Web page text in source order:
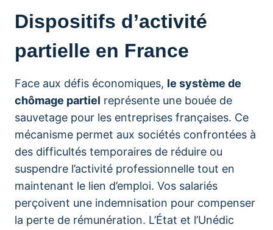
Dispositifs d’activité
partielle en France
Face aux défis économiques, le système de
chômage partiel représente une bouée de
sauvetage pour les entreprises françaises. Ce
mécanisme permet aux sociétés confrontées à
des difficultés temporaires de réduire ou
suspendre l’activité professionnelle tout en
maintenant le lien d’emploi. Vos salariés
perçoivent une indemnisation pour compenser
la perte de rémunération. L’État et l’Unédic